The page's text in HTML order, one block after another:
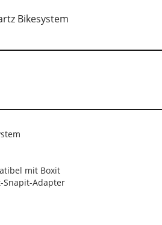
Bikesystem
mit Boxit
Snapit-Adapter